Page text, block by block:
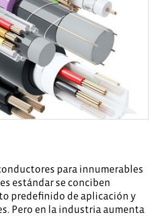
para innumerables
estándar se conciben
predefinido de aplicación y
Pero en la industria aumenta